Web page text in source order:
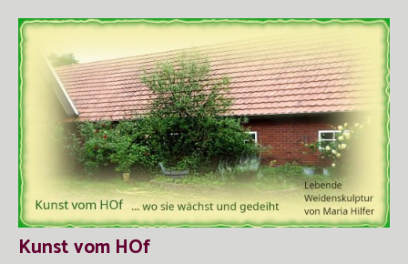
Inhalt
springen
Kunst vom HOf